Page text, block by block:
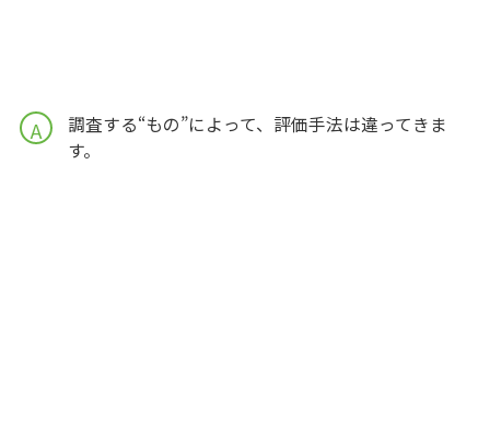
A
調査する“もの”によって、評価手法は違ってきま
す。